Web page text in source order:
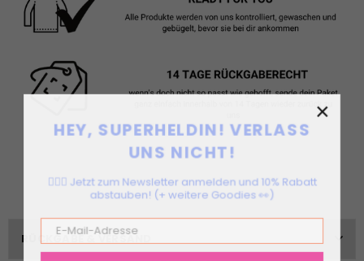
HEY, SUPERHELDIN! VERLASS
UNS NICHT!
🦸🏻‍♀️ Jetzt zum Newsletter anmelden und 10% Rabatt
abstauben! (+ weitere Goodies 👀)
×
RÜCKGABE & VERSAND